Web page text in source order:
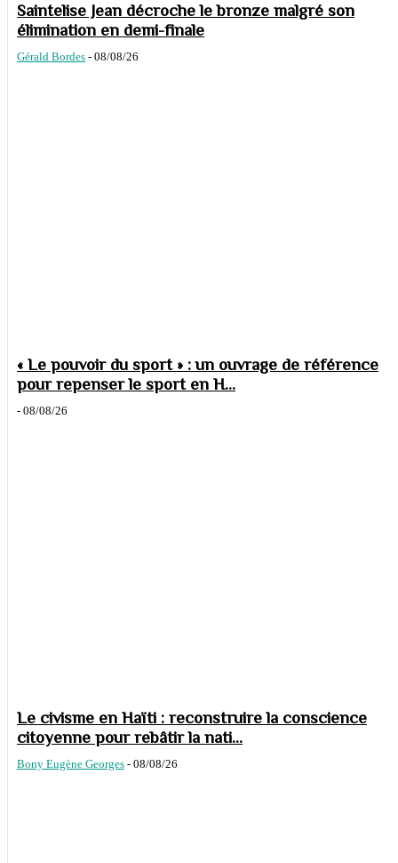
Saintelise Jean décroche le bronze malgré son
élimination en demi-finale
Gérald Bordes - 08/08/26
« Le pouvoir du sport » : un ouvrage de référence
pour repenser le sport en H...
- 08/08/26
Le civisme en Haïti : reconstruire la conscience
citoyenne pour rebâtir la nati...
Bony Eugène Georges - 08/08/26